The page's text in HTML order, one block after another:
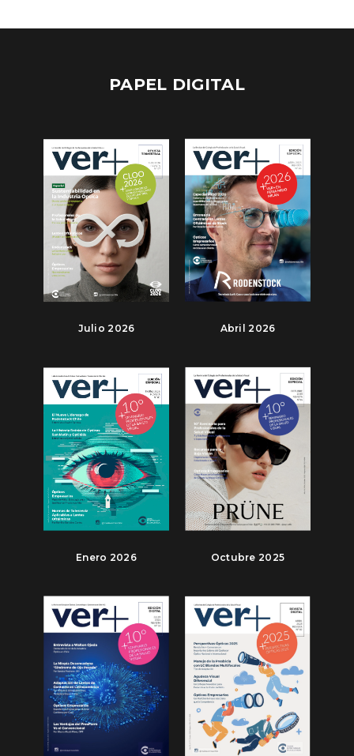
PAPEL DIGITAL
Julio 2026 Abril 2026
Enero 2026 Octubre 2025